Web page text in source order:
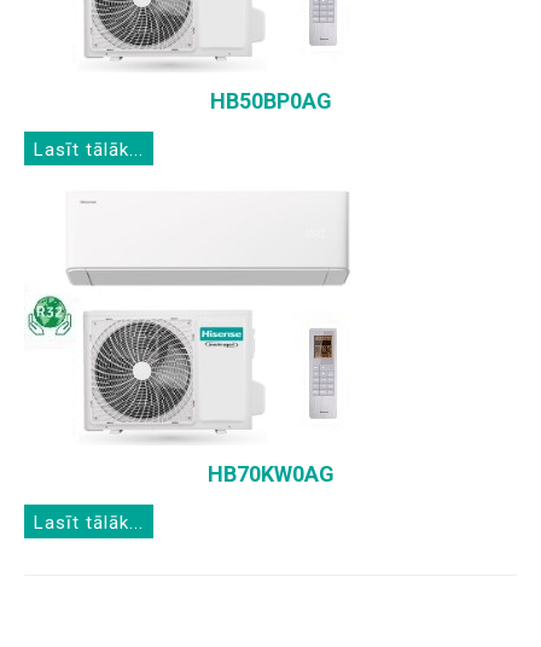
HB50BP0AG
Lasīt tālāk...
HB70KW0AG
Lasīt tālāk...